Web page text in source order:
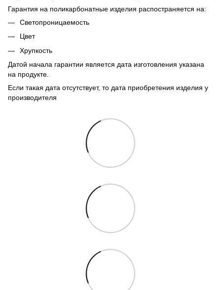
Гарантия на поликарбонатные изделия распостраняется на:
Светопроницаемость
Цвет
Хрупкость
Датой начала гарантии является дата изготовления указана
на продукте.
Если такая дата отсутствует, то дата приобретения изделия у
производителя